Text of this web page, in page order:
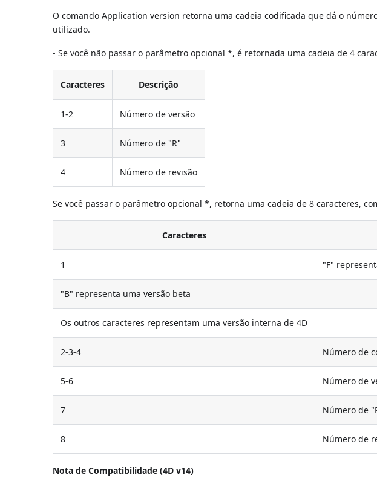
O comando Application version retorna uma cadeia codificada que dá o
utilizado.
- Se você não passar o parâmetro opcional *, é retornada uma cadeia de 4
Caracteres Descrição
1-2 Número de versão
3 Número de "R"
4 Número de revisão
Se você passar o parâmetro opcional *, retorna uma cadeia de 8 caracteres,
Caracteres
1 "F"
"B" representa uma versão beta
Os outros caracteres representam uma versão interna de 4D
2-3-4 Número de
5-6 Número de
7 Número de
8 Número de
Nota de Compatibilidade (4D v14)